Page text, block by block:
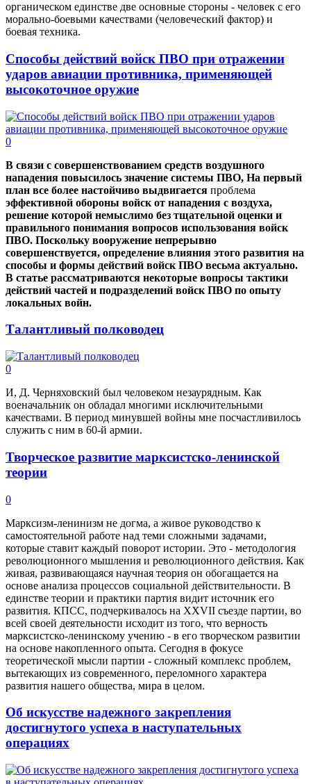
органическом единстве две основные стороны - человек с его
морально-боевыми качествами (человеческий фактор) и
боевая техника.
Способы действий войск ПВО при отражении
ударов авиации противника, применяющей
высокоточное оружие
0
В связи с совершенствованием средств воздушного
нападения повысилось значение системы ПВО, На первый
план все более настойчиво выдвигается проблема
эффективной обороны войск от нападения с воздуха,
решение которой немыслимо без тщательной оценки и
правильного понимания вопросов использования войск
ПВО. Поскольку вооружение непрерывно
совершенствуется, определение влияния этого развития на
способы и формы действий войск ПВО весьма актуально.
В статье рассматриваются некоторые вопросы тактики
действий частей и подразделений войск ПВО по опыту
локальных войн.
Талантливый полководец
0
И, Д. Черняховский был человеком незаурядным. Как
военачальник он обладал многими исключительными
качествами. В период минувшей войны мне посчастливилось
служить с ним в 60-й армии.
Творческое развитие марксистско-ленинской
теории
0
Марксизм-ленинизм не догма, а живое руководство к
самостоятельной работе над теми сложными задачами,
которые ставит каждый поворот истории. Это - методология
революционного мышления и революционного действия. Как
живая, развивающаяся научная теория он обогащается на
основе анализа процессов социальной действительности. В
единстве теории и практики партия видит источник его
развития. КПСС, подчеркивалось на XXVII съезде партии, во
всей своей деятельности исходит из того, что верность
марксистско-ленинскому учению - в его творческом развитии
на основе накопленного опыта. Сегодня в фокусе
теоретической мысли партии - сложный комплекс проблем,
вытекающих из современного, переломного характера
развития нашего общества, мира в целом.
Об искусстве надежного закрепления
достигнутого успеха в наступательных
операциях